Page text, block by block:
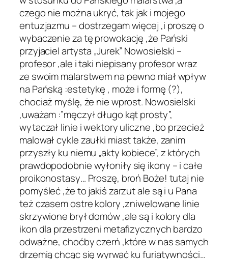
czego nie można ukryć, tak jak i mojego
entuzjazmu – dostrzegam więcej ,i proszę o
wybaczenie za tę prowokację ,że Pański
przyjaciel artysta „Jurek” Nowosielski –
profesor ,ale i taki niepisany profesor wraz
ze swoim malarstwem na pewno miał wpływ
na Pańską :estetykę , może i formę (?),
chociaż myślę, że nie wprost. Nowosielski
,uważam :”męczył długo kąt prosty”,
wytaczał linie i wektory uliczne ,bo przecież
malował cykle zaułki miast także, zanim
przyszły ku niemu „akty kobiece”, z których
prawdopodobnie wyłoniły się ikony – i całe
proikonostasy… Proszę, broń Boże! tutaj nie
pomyśleć ,że to jakiś zarzut ale są i u Pana
też czasem ostre kolory ,zniwelowane linie
skrzywione brył domów ,ale są i kolory dla
ikon dla przestrzeni metafizycznych bardzo
odważne, choćby czerń ,które w nas samych
drzemią chcąc się wyrwać ku furiatywności…